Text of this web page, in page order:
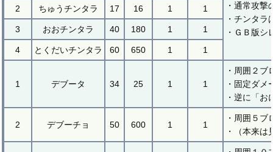
・通常攻撃
・チンタ
・ＧＢ版
2 ちゅうチンタラ 17 16 1 1
3 おおチンタラ 40 180 1 1
4 とくだいチンタラ 60 650 1 1
1 デブータ 34 25 1 1
・周囲２
・固定ダ
・逆に「
2 デブーチョ 50 600 1 1
・周囲５
・（本来